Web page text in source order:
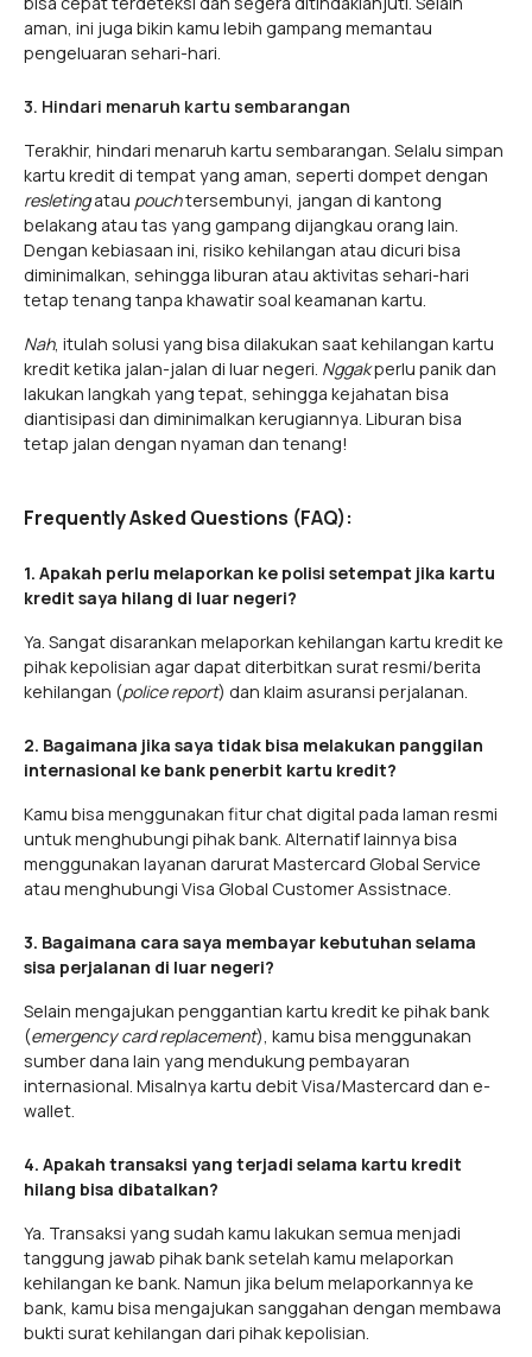
aman, ini juga bikin kamu lebih gampang memantau
pengeluaran sehari-hari.
3. Hindari menaruh kartu sembarangan
Terakhir, hindari menaruh kartu sembarangan. Selalu simpan
kartu kredit di tempat yang aman, seperti dompet dengan
resletingatau pouchtersembunyi, jangan di kantong
belakang atau tas yang gampang dijangkau orang lain.
Dengan kebiasaan ini, risiko kehilangan atau dicuri bisa
diminimalkan, sehingga liburan atau aktivitas sehari-hari
tetap tenang tanpa khawatir soal keamanan kartu.
Nah, itulah solusi yang bisa dilakukan saat kehilangan kartu
kredit ketika jalan-jalan di luar negeri. Nggakperlu panik dan
lakukan langkah yang tepat, sehingga kejahatan bisa
diantisipasi dan diminimalkan kerugiannya. Liburan bisa
tetap jalan dengan nyaman dan tenang!
Frequently Asked Questions (FAQ):
1. Apakah perlu melaporkan ke polisi setempat jika kartu
kredit saya hilang di luar negeri?
Ya. Sangat disarankan melaporkan kehilangan kartu kredit ke
pihak kepolisian agar dapat diterbitkan surat resmi/berita
kehilangan (police report) dan klaim asuransi perjalanan.
2. Bagaimana jika saya tidak bisa melakukan panggilan
internasional ke bank penerbit kartu kredit?
Kamu bisa menggunakan fitur chat digital pada laman resmi
untuk menghubungi pihak bank. Alternatif lainnya bisa
menggunakan layanan darurat Mastercard Global Service
atau menghubungi Visa Global Customer Assistnace.
3. Bagaimana cara saya membayar kebutuhan selama
sisa perjalanan di luar negeri?
Selain mengajukan penggantian kartu kredit ke pihak bank
(emergency card replacement), kamu bisa menggunakan
sumber dana lain yang mendukung pembayaran
internasional. Misalnya kartu debit Visa/Mastercard dan e-
wallet.
4. Apakah transaksi yang terjadi selama kartu kredit
hilang bisa dibatalkan?
Ya. Transaksi yang sudah kamu lakukan semua menjadi
tanggung jawab pihak bank setelah kamu melaporkan
kehilangan ke bank. Namun jika belum melaporkannya ke
bank, kamu bisa mengajukan sanggahan dengan membawa
bukti surat kehilangan dari pihak kepolisian.